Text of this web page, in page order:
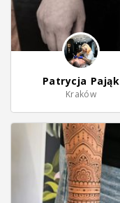
Patrycja Pająk
Kraków